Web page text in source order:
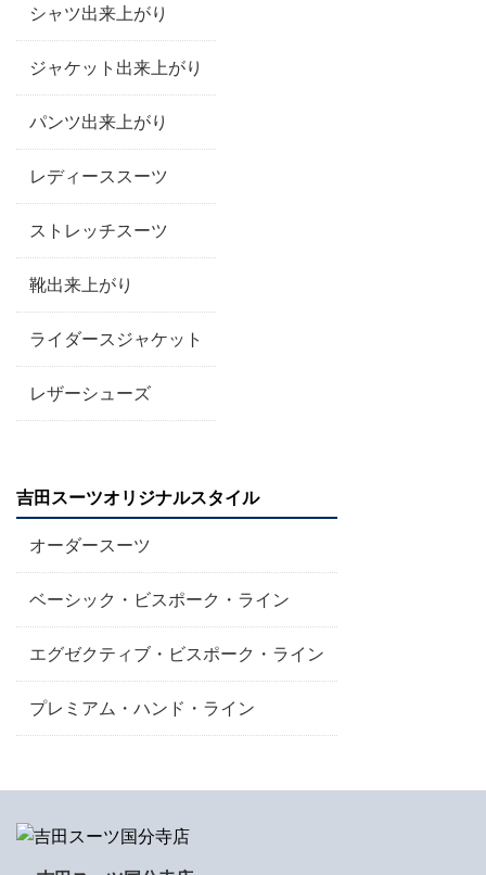
シャツ出来上がり
ジャケット出来上がり
パンツ出来上がり
レディーススーツ
ストレッチスーツ
靴出来上がり
ライダースジャケット
レザーシューズ
吉田スーツオリジナルスタイル
オーダースーツ
ベーシック・ビスポーク・ライン
エグゼクティブ・ビスポーク・ライン
プレミアム・ハンド・ライン